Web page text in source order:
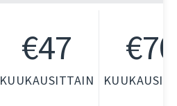
€47
KUUKAUSITTAIN
€70